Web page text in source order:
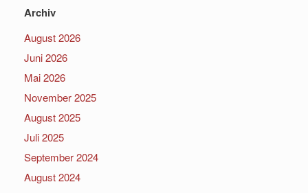
Archiv
August 2026
Juni 2026
Mai 2026
November 2025
August 2025
Juli 2025
September 2024
August 2024